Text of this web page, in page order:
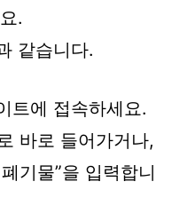
.
같습니다.
트에 접속하세요.
바로 들어가거나,
기물”을 입력합니